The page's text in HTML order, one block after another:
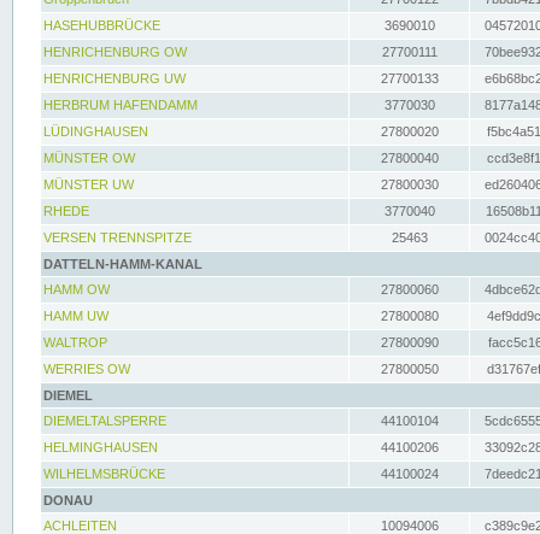
HASEHUBBRÜCKE
3690010
HENRICHENBURG OW
27700111
HENRICHENBURG UW
27700133
HERBRUM HAFENDAMM
3770030
LÜDINGHAUSEN
27800020
MÜNSTER OW
27800040
MÜNSTER UW
27800030
RHEDE
3770040
VERSEN TRENNSPITZE
25463
DATTELN-HAMM-KANAL
HAMM OW
27800060
HAMM UW
27800080
WALTROP
27800090
WERRIES OW
27800050
DIEMEL
DIEMELTALSPERRE
44100104
HELMINGHAUSEN
44100206
WILHELMSBRÜCKE
44100024
DONAU
ACHLEITEN
10094006